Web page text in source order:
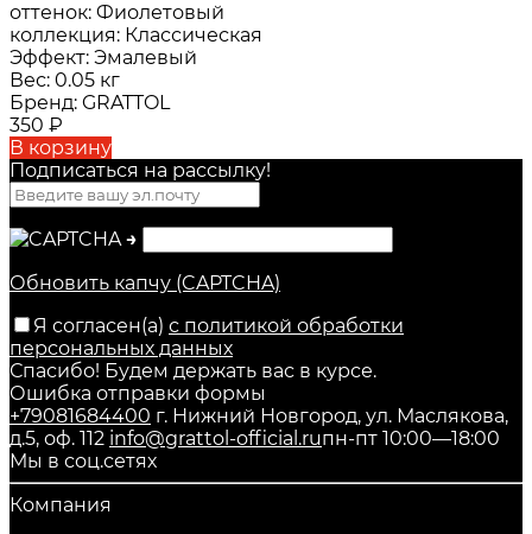
оттенок: Фиолетовый
коллекция: Классическая
Эффект: Эмалевый
Вес: 0.05 кг
Бренд: GRATTOL
350 ₽
В корзину
Подписаться на рассылкy!
→
Обновить капчу (CAPTCHA)
Я согласен(a) с политикой обработки
персональных данных
Спасибо! Будем держать вас в курсе.
Ошибка отправки формы
+79081684400 г. Нижний Новгород, ул. Маслякова,
д.5, оф. 112 info@grattol-official.ruпн-пт 10:00—18:00
Мы в соц.сетях
Компания